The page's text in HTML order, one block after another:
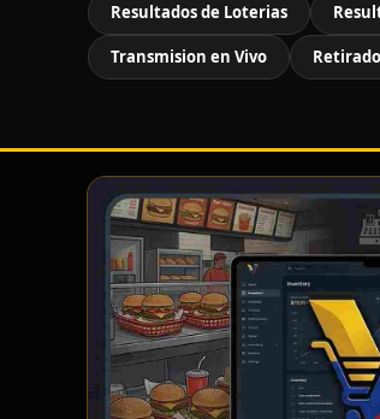
Resultados de Loterias
Transmision en Vivo